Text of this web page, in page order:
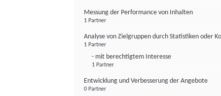
Messung der Performance von Inhalten
1 Partner
Analyse von Zielgruppen durch Statistiken oder
1 Partner
- mit berechtigtem Interesse
1 Partner
Entwicklung und Verbesserung der Angebote
0 Partner